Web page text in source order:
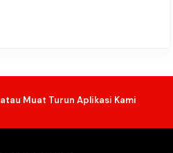
atau Muat Turun Aplikasi Kami